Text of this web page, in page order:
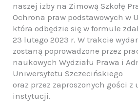
naszej izby na Zimową Szkołę
Ochrona praw podstawowych w
która odbędzie się w formule
23 lutego 2023 r. W trakcie
zostaną poprowadzone przez
naukowych Wydziału Prawa i
Uniwersytetu Szczecińskiego
oraz przez zaproszonych gości z
instytucji.